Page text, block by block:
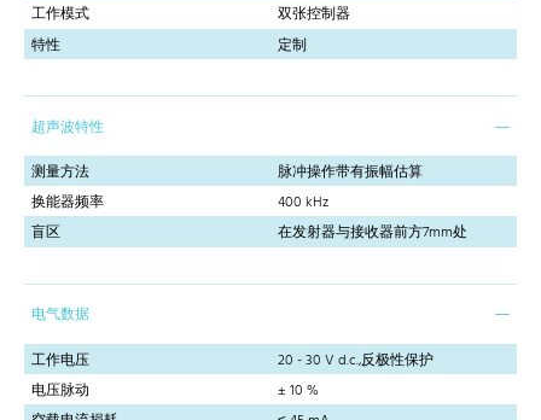
工作模式
双张控制器
特性
定制
超声波特性
测量方法
脉冲操作带有振幅估算
换能器频率
400 kHz
盲区
在发射器与接收器前方7mm处
电气数据
工作电压
20 - 30 V d.c.,反极性保护
电压脉动
± 10 %